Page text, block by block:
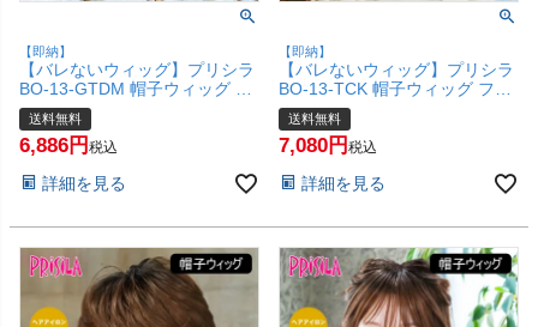
【即納】
【バレないウィッグ】プリシラ
BO-13-GTDM 帽子ウィッグ フ
ィット 外ハネボブ #耐熱グラデ
デイリーマロン Sサイズ(約52
～56ccm)【ヘアアイロンOK 手
(6058157)
送料無料
6,886 税込
詳細を見る
【即納】
【バレないウィッグ】プリシラ
BO-13-TCK 帽子ウィッグ フィ
ット 外ハネボブ #耐熱ショコラ
ブラック Sサイズ(約52～
56ccm)【ヘアアイロンOK 手洗
(6058155)
送料無料
7,080 税込
詳細を見る